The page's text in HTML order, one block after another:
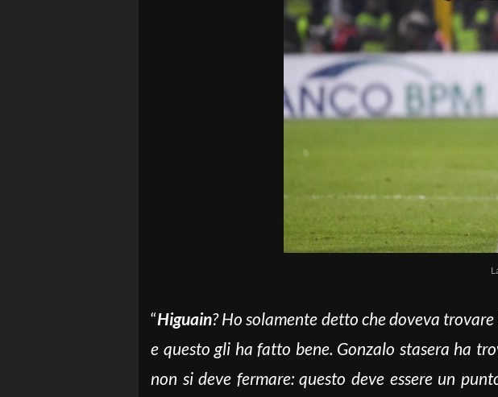
“Higuain? Ho solamente detto che doveva
e questo gli ha fatto bene. Gonzalo stasera ha
non si deve fermare: questo deve essere un